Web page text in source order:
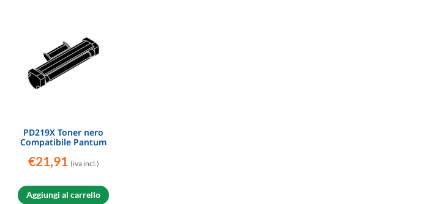
PD219X Toner nero
Compatibile Pantum
€21,91 (iva incl.)
Aggiungi al carrello